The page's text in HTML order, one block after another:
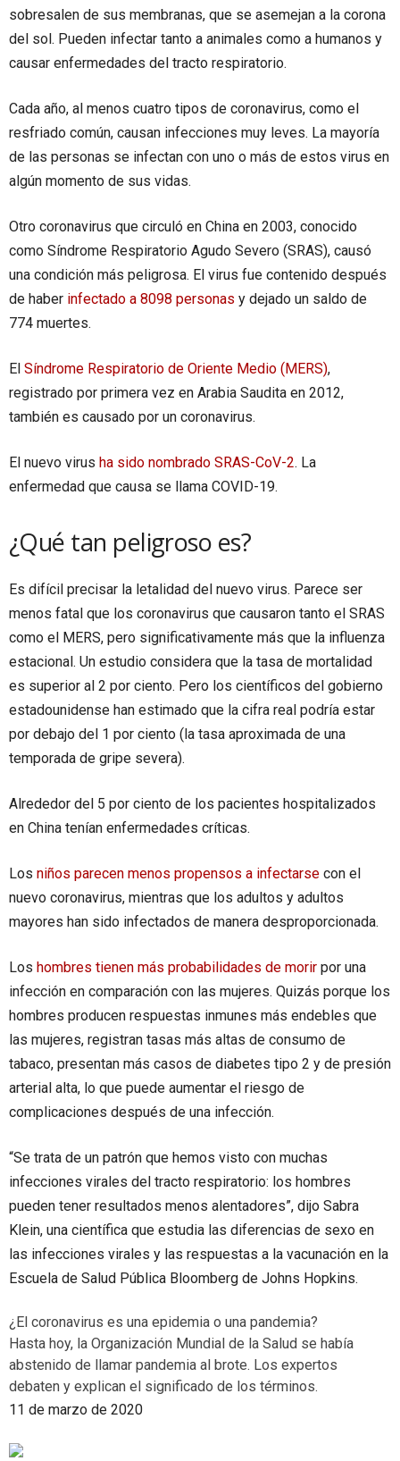
sobresalen de sus membranas, que se asemejan a la corona
del sol. Pueden infectar tanto a animales como a humanos y
causar enfermedades del tracto respiratorio.
Cada año, al menos cuatro tipos de coronavirus, como el
resfriado común, causan infecciones muy leves. La mayoría
de las personas se infectan con uno o más de estos virus en
algún momento de sus vidas.
Otro coronavirus que circuló en China en 2003, conocido
como Síndrome Respiratorio Agudo Severo (SRAS), causó
una condición más peligrosa. El virus fue contenido después
de haber infectado a 8098 personas y dejado un saldo de
774 muertes.
El Síndrome Respiratorio de Oriente Medio (MERS),
registrado por primera vez en Arabia Saudita en 2012,
también es causado por un coronavirus.
El nuevo virus ha sido nombrado SRAS-CoV-2. La
enfermedad que causa se llama COVID-19.
¿Qué tan peligroso es?
Es difícil precisar la letalidad del nuevo virus. Parece ser
menos fatal que los coronavirus que causaron tanto el SRAS
como el MERS, pero significativamente más que la influenza
estacional. Un estudio considera que la tasa de mortalidad
es superior al 2 por ciento. Pero los científicos del gobierno
estadounidense han estimado que la cifra real podría estar
por debajo del 1 por ciento (la tasa aproximada de una
temporada de gripe severa).
Alrededor del 5 por ciento de los pacientes hospitalizados
en China tenían enfermedades críticas.
Los niños parecen menos propensos a infectarse con el
nuevo coronavirus, mientras que los adultos y adultos
mayores han sido infectados de manera desproporcionada.
Los hombres tienen más probabilidades de morir por una
infección en comparación con las mujeres. Quizás porque los
hombres producen respuestas inmunes más endebles que
las mujeres, registran tasas más altas de consumo de
tabaco, presentan más casos de diabetes tipo 2 y de presión
arterial alta, lo que puede aumentar el riesgo de
complicaciones después de una infección.
“Se trata de un patrón que hemos visto con muchas
infecciones virales del tracto respiratorio: los hombres
pueden tener resultados menos alentadores”, dijo Sabra
Klein, una científica que estudia las diferencias de sexo en
las infecciones virales y las respuestas a la vacunación en la
Escuela de Salud Pública Bloomberg de Johns Hopkins.
¿El coronavirus es una epidemia o una pandemia?
Hasta hoy, la Organización Mundial de la Salud se había
abstenido de llamar pandemia al brote. Los expertos
debaten y explican el significado de los términos.
11 de marzo de 2020